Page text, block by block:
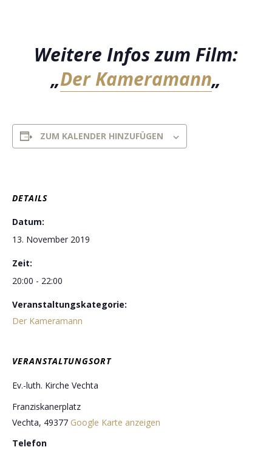
Weitere Infos zum Film:
„Der Kameramann„
ZUM KALENDER HINZUFÜGEN
DETAILS
Datum:
13. November 2019
Zeit:
20:00 - 22:00
Veranstaltungskategorie:
Der Kameramann
VERANSTALTUNGSORT
Ev.-luth. Kirche Vechta
Franziskanerplatz
Vechta, 49377 Google Karte anzeigen
Telefon